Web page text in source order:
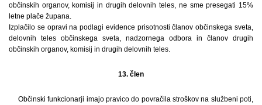
občinskih organov, komisij in drugih delovnih teles, ne sme presegati 15%
letne plače župana.
Izplačilo se opravi na podlagi evidence prisotnosti članov občinskega sveta,
delovnih teles občinskega sveta, nadzornega odbora in članov drugih
občinskih organov, komisij in drugih delovnih teles.
13. člen
Občinski funkcionarji imajo pravico do povračila stroškov na službeni poti,